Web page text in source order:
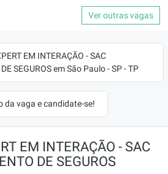
Ver outras vagas
EM INTERAÇÃO - SAC
SEGUROS em São Paulo - SP - TP
da vaga e candidate-se!
EM INTERAÇÃO - SAC
DE SEGUROS